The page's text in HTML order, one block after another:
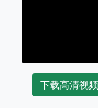
下载高清视频